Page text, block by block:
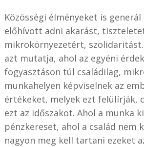
Közösségi élményeket is generál
előhívott adni akarást,
mikrokörnyezetért,
azt mutatja, ahol az egyéni
fogyasztáson túl családilag,
munkahelyen képviselnek az
értékeket, melyek ezt felülírják,
ezt az időszakot. Ahol a munka
pénzkereset, ahol a család nem
nagyon meg kell tartani ezeket